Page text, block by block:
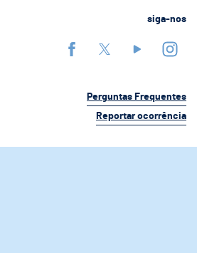
siga-nos
Perguntas Frequentes
Reportar ocorrência